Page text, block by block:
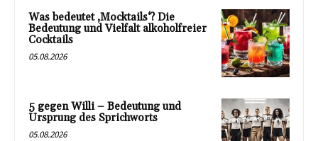
Was bedeutet ‚Mocktails‘? Die
Bedeutung und Vielfalt alkoholfreier
Cocktails
05.08.2026
5 gegen Willi – Bedeutung und
Ursprung des Sprichworts
05.08.2026